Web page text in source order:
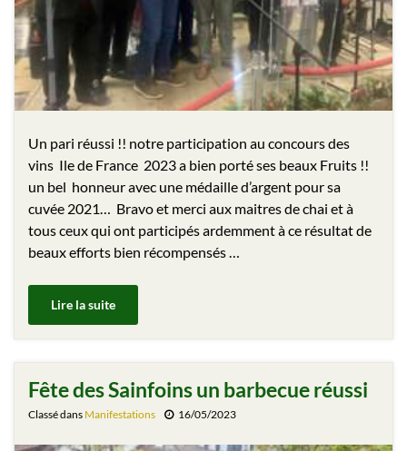
Un pari réussi !! notre participation au concours des
vins Ile de France 2023 a bien porté ses beaux Fruits !!
un bel honneur avec une médaille d’argent pour sa
cuvée 2021… Bravo et merci aux maitres de chai et à
tous ceux qui ont participés ardemment à ce résultat de
beaux efforts bien récompensés …
Lire la suite
Fête des Sainfoins un barbecue réussi
Classé dans Manifestations 16/05/2023